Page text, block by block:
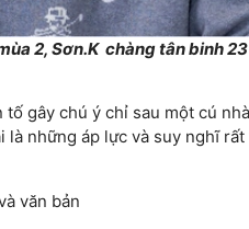
2, Sơn.K chàng tân binh
gây chú ý chỉ sau một cú
những áp lực và suy nghĩ rất